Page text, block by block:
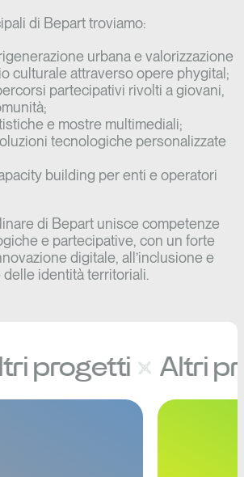
di Bepart troviamo:
urbana e valorizzazione
culturale attraverso opere phygital;
partecipativi rivolti a giovani,
e mostre multimediali;
tecnologiche personalizzate
building per enti e operatori
di Bepart unisce competenze
e partecipative, con un forte
digitale, all’inclusione e
identità territoriali.
progetti Altri